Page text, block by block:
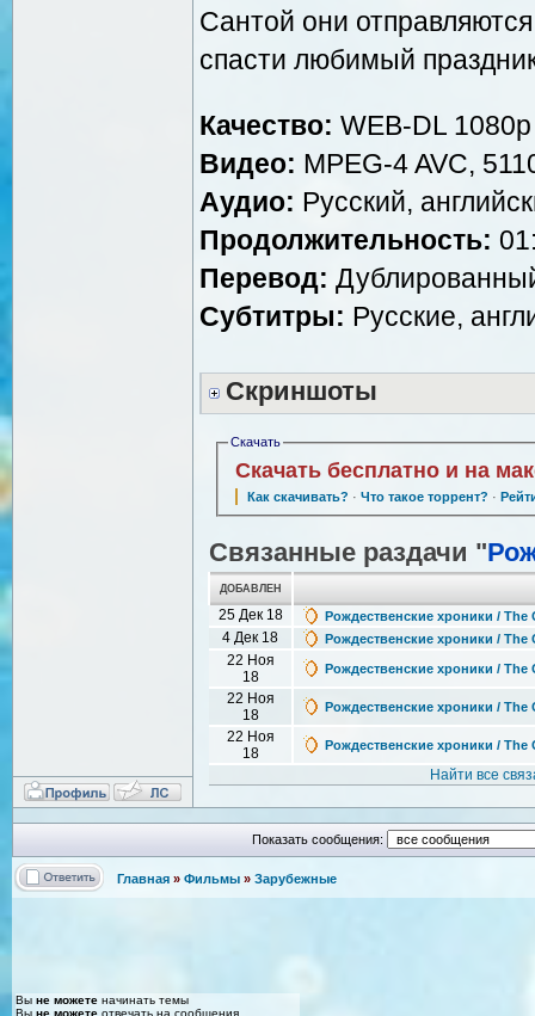
Сантой они
спасти любимый
Качество: WEB-DL 1080p
Видео: MPEG-4 AVC,
Аудио: Русский,
Продолжительность:
Перевод:
Субтитры: Русские,
Скриншоты
Скачать
Скачать бесплатно и на
Как скачивать? · Что такое торрент? ·
Связанные раздачи "
ДОБАВЛЕН
25 Дек 18 Рождественские хроники / The
4 Дек 18 Рождественские хроники / The
22 Ноя
18
Рождественские хроники / The
22 Ноя
18
Рождественские хроники / The
22 Ноя
18
Рождественские хроники / The
Найти все
Показать сообщения:
Главная » Фильмы » Зарубежные
Вы не можете начинать темы
Вы не можете отвечать на сообщения